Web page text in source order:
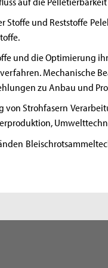
Stoffe und Reststoffe
und die Optimierung
Mechanische
zu Anbau und
von Strohfasern